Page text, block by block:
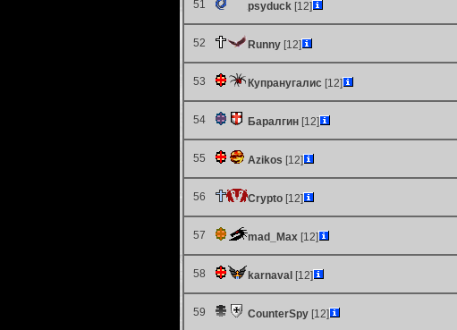
51 psyduck [12]
52 Runny [12]
53 Купранугалис [12]
54 Баралгин [12]
55 Azikos [12]
56 Crypto [12]
57 mad_Max [12]
58 karnaval [12]
59 CounterSpy [12]